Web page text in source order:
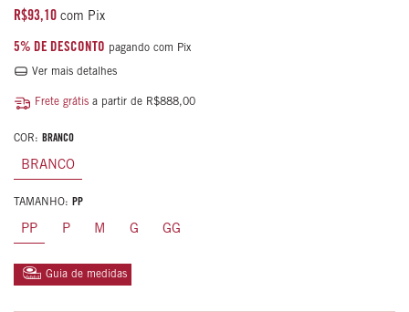
R$93,10 com Pix
5% DE DESCONTO pagando com Pix
Ver mais detalhes
Frete grátis a partir de R$888,00
COR: BRANCO
BRANCO
TAMANHO: PP
PP P M G GG
Guia de medidas